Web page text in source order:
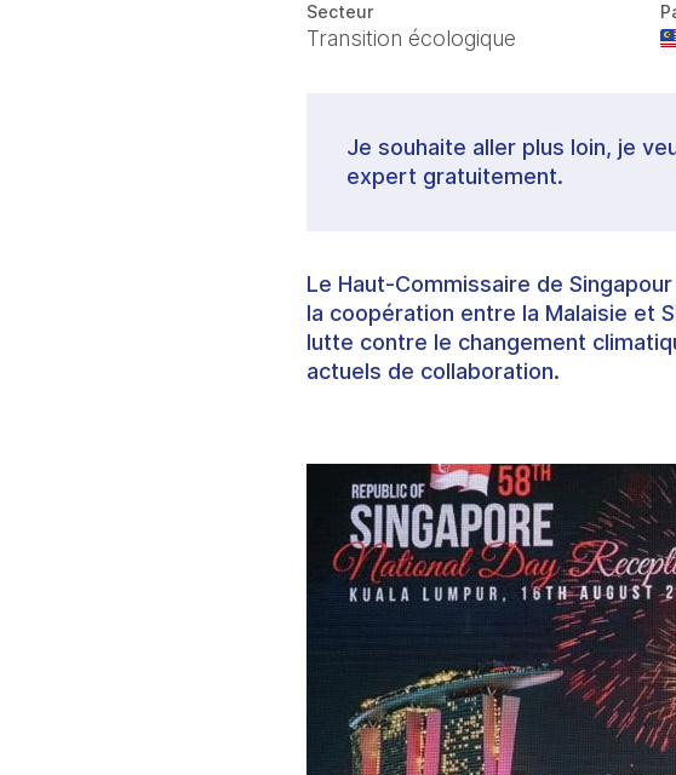
Secteur
Transition écologique
Je souhaite aller plus loin, je
expert gratuitement.
Le Haut-Commissaire de
la coopération entre la Malaisie et
lutte contre le changement
actuels de collaboration.